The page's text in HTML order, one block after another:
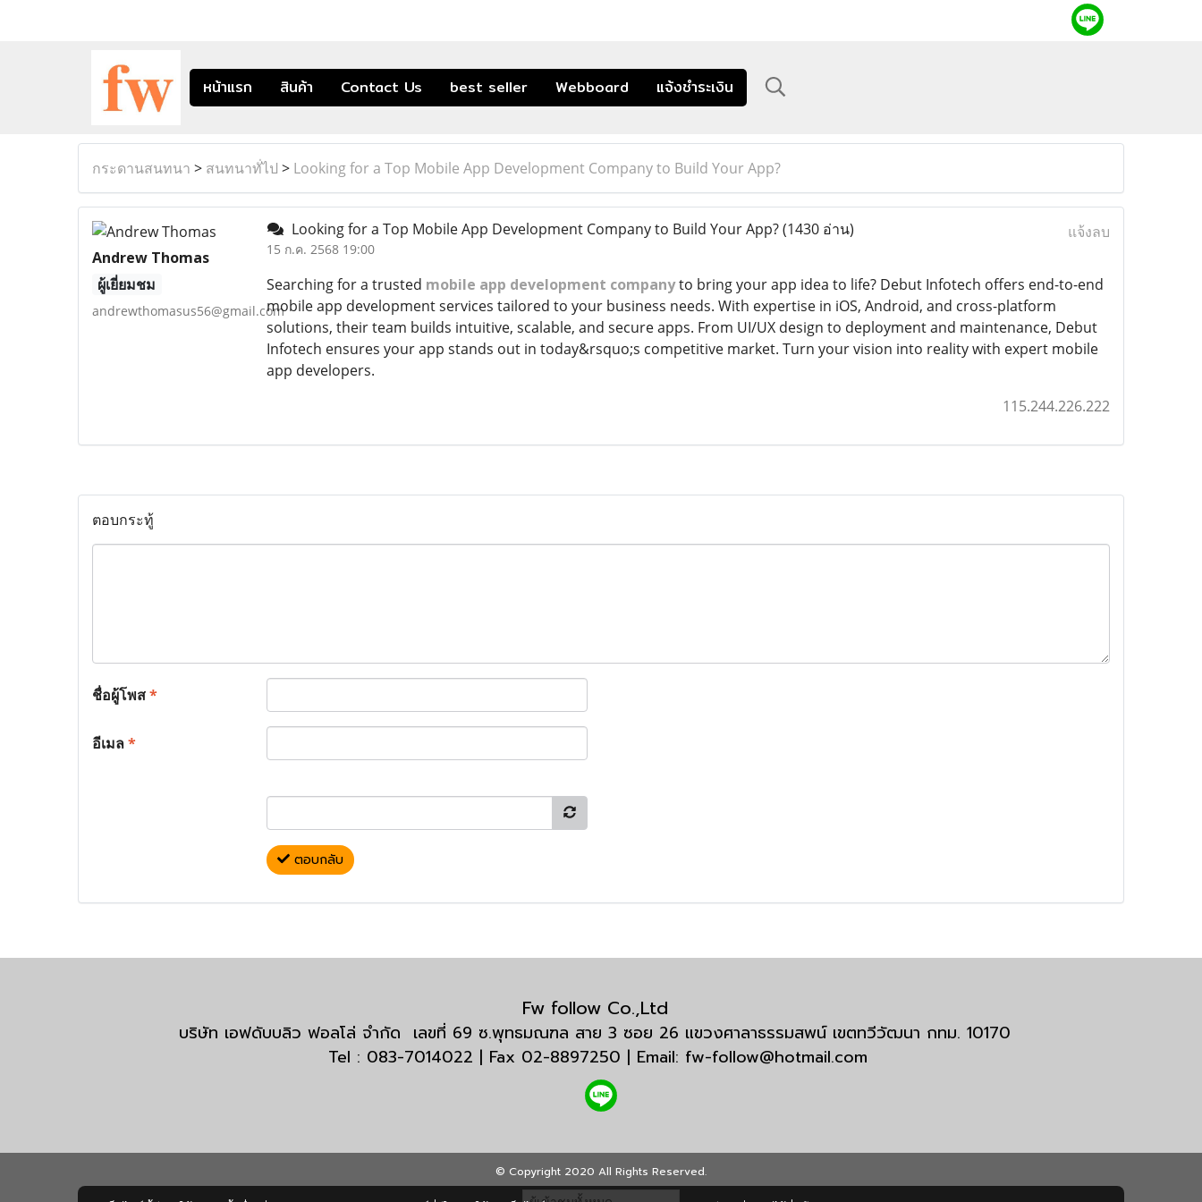
หน้าแรก สินค้า Contact Us best seller Webboard แจ้งชำระเงิน
กระดานสนทนา > สนทนาทั่ไป > Looking for a Top Mobile App Development Company to Build Your App?
Andrew Thomas
ผู้เยี่ยมชม
andrewthomasus56@gmail.com
Looking for a Top Mobile App Development Company to Build Your App?(1430 อ่าน)
15 ก.ค. 2568 19:00
แจ้งลบ
Searching for a trusted mobile app development companyto bring your app idea to life? Debut Infotech offers end-to-end
mobile app development services tailored to your business needs. With expertise in iOS, Android, and cross-platform
solutions, their team builds intuitive, scalable, and secure apps. From UI/UX design to deployment and maintenance, Debut
Infotech ensures your app stands out in today&rsquo;s competitive market. Turn your vision into reality with expert mobile
app developers.
115.244.226.222
ตอบกระทู้
ชื่อผู้โพส*
อีเมล*
ตอบกลับ
Fw follow Co.,Ltd
บริษัท เอฟดับบลิว ฟอลโล่ จำกัด เลขที่ 69 ซ.พุทธมณฑล สาย 3 ซอย 26 แขวงศาลาธรรมสพน์ เขตทวีวัฒนา กทม. 10170
Tel : 083-7014022 | Fax 02-8897250 | Email: fw-follow@hotmail.com
© Copyright 2020 All Rights Reserved.